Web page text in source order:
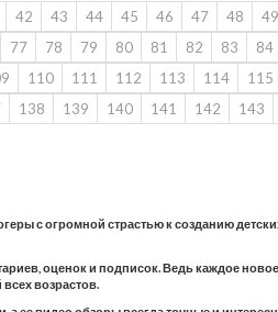
42 43 44 45 46 47 48 49
77 78 79 80 81 82 83 84
110 111 112 113 114 115
138 139 140 141 142 143
с огромной страстью к созданию
оценок и подписок. Ведь каждое новое
возрастов.